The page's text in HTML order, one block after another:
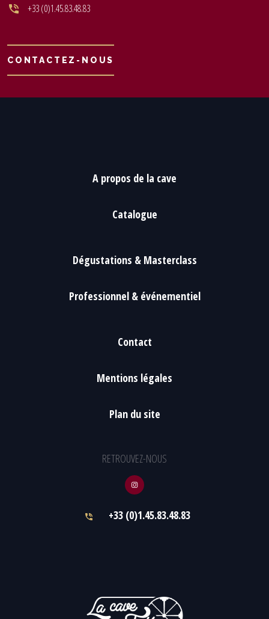
+33 (0)1.45.83.48.83
CONTACTEZ-NOUS
A propos de la cave
Catalogue
Dégustations & Masterclass
Professionnel & événementiel
Contact
Mentions légales
Plan du site
RETROUVEZ-NOUS
+33 (0)1.45.83.48.83